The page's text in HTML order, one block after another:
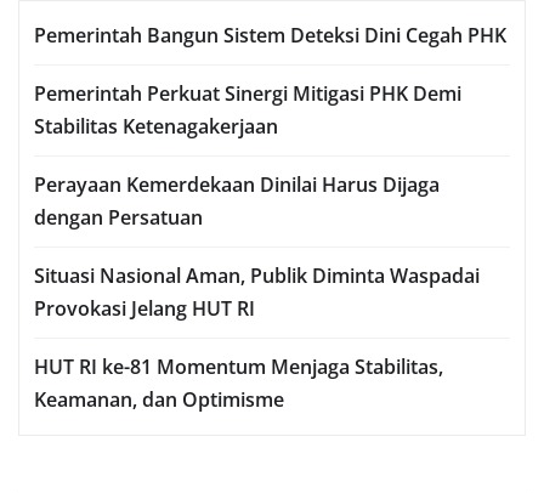
Pemerintah Bangun Sistem Deteksi Dini Cegah PHK
Pemerintah Perkuat Sinergi Mitigasi PHK Demi
Stabilitas Ketenagakerjaan
Perayaan Kemerdekaan Dinilai Harus Dijaga
dengan Persatuan
Situasi Nasional Aman, Publik Diminta Waspadai
Provokasi Jelang HUT RI
HUT RI ke-81 Momentum Menjaga Stabilitas,
Keamanan, dan Optimisme